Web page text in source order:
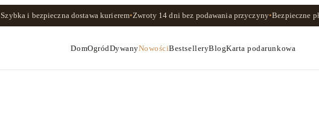
Szybka i bezpieczna dostawa kurierem•Zwroty 14 dnibez podawania przyczyny•Bezpieczne
DomOgródDywanyNowościBestselleryBlogKarta podarunkowa